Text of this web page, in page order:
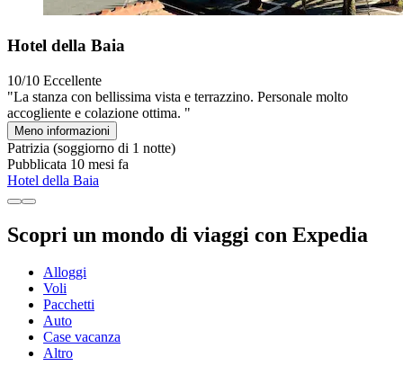
Hotel della Baia
10/10 Eccellente
"La stanza con bellissima vista e terrazzino. Personale molto
accogliente e colazione ottima. "
Meno informazioni
Patrizia (soggiorno di 1 notte)
Pubblicata 10 mesi fa
Hotel della Baia
Scopri un mondo di viaggi con Expedia
Alloggi
Voli
Pacchetti
Auto
Case vacanza
Altro